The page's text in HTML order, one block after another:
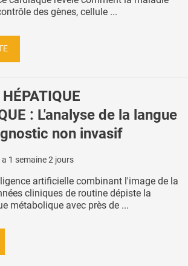
des gènes, cellule ...
: L'analyse de la langue
non invasif
a 1 semaine 2 jours
artificielle combinant l'image de la
cliniques de routine dépiste la
métabolique avec près de ...